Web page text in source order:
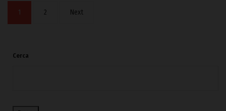
1 2 Next
Cerca